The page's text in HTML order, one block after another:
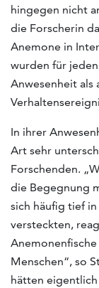
hingegen nicht
die Forscherin
Anemone in
wurden für
Anwesenheit als
In ihrer
Art sehr
Forschenden.
die Begegnung
sich häufig tief
versteckten,
Menschen“, so
hätten eigentlich